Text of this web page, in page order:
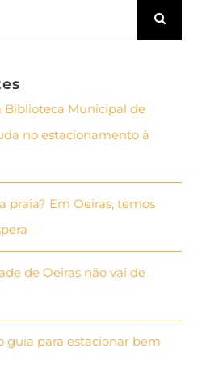
Biblioteca Municipal de
no estacionamento à
praia? Em Oeiras, temos
de Oeiras não vai de
guia para estacionar bem